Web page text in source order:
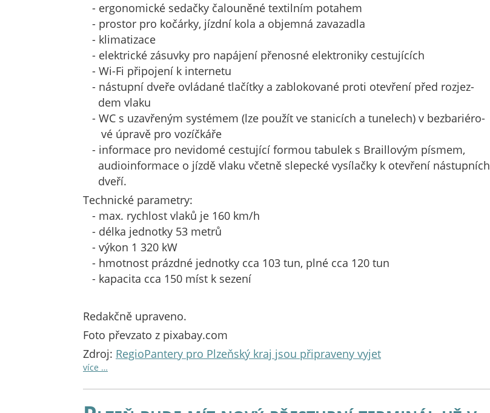
- ergonomické sedačky čalouněné textilním potahem
- prostor pro kočárky, jízdní kola a objemná zavazadla
- klimatizace
- elektrické zásuvky pro napájení přenosné elektroniky cestujících
- Wi-Fi připojení k internetu
- nástupní dveře ovládané tlačítky a zablokované proti otevření před rozjez-
dem vlaku
- WC s uzavřeným systémem (lze použít ve stanicích a tunelech) v bezbariéro-
vé úpravě pro vozíčkáře
- informace pro nevidomé cestující formou tabulek s Braillovým písmem,
audioinformace o jízdě vlaku včetně slepecké vysílačky k otevření nástupních
dveří.
Technické parametry:
- max. rychlost vlaků je 160 km/h
- délka jednotky 53 metrů
- výkon 1 320 kW
- hmotnost prázdné jednotky cca 103 tun, plné cca 120 tun
- kapacita cca 150 míst k sezení
Redakčně upraveno.
Foto převzato z pixabay.com
Zdroj: RegioPantery pro Plzeňský kraj jsou připraveny vyjet
více …